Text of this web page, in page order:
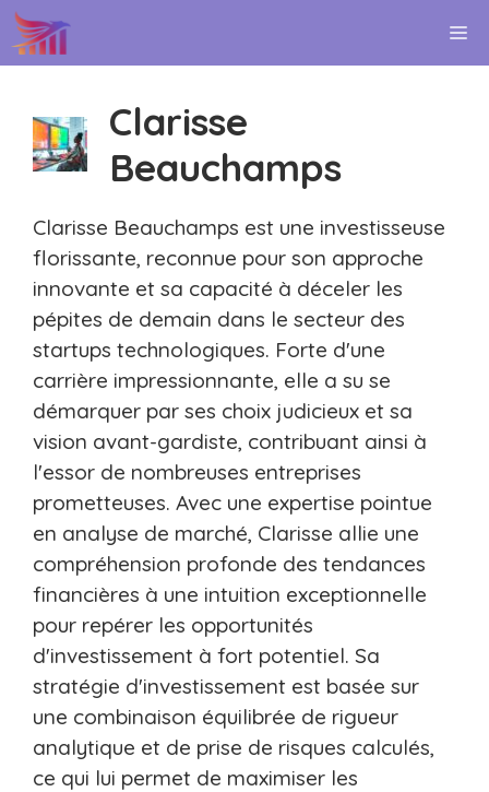
Aller
au
Clarisse
Beauchamps
Clarisse Beauchamps est une investisseuse
florissante, reconnue pour son approche
innovante et sa capacité à déceler les
pépites de demain dans le secteur des
startups technologiques. Forte d'une
carrière impressionnante, elle a su se
démarquer par ses choix judicieux et sa
vision avant-gardiste, contribuant ainsi à
l'essor de nombreuses entreprises
prometteuses. Avec une expertise pointue
en analyse de marché, Clarisse allie une
compréhension profonde des tendances
financières à une intuition exceptionnelle
pour repérer les opportunités
d'investissement à fort potentiel. Sa
stratégie d'investissement est basée sur
une combinaison équilibrée de rigueur
analytique et de prise de risques calculés,
ce qui lui permet de maximiser les